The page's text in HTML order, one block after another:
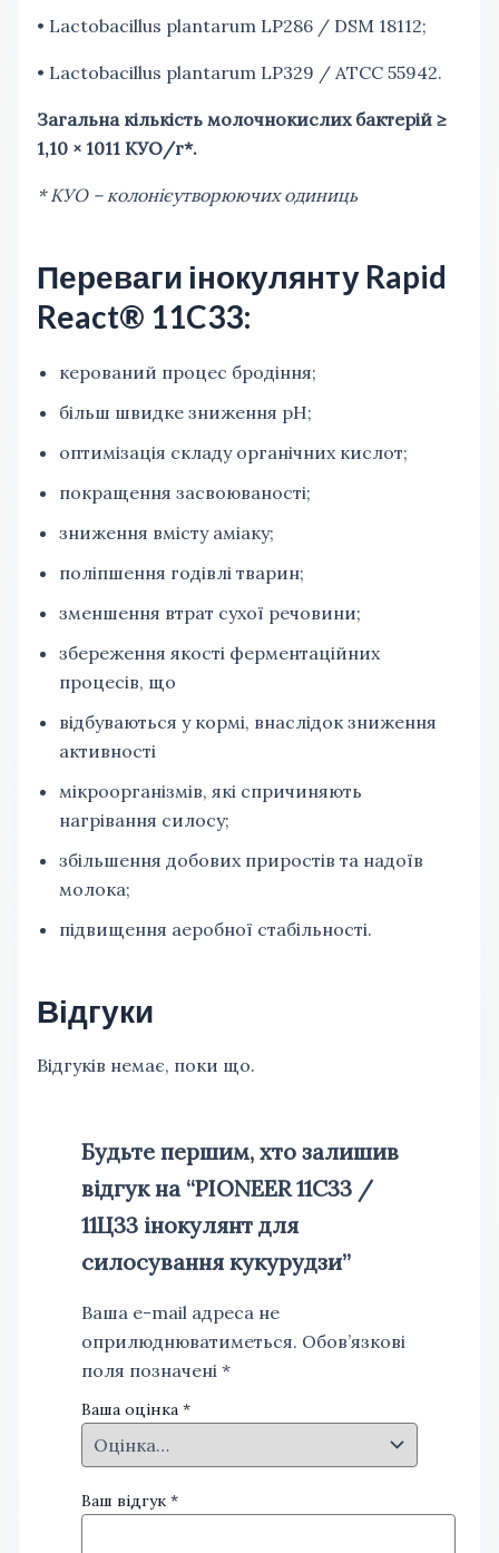
• Lactobacillus рlantarum LP286 / DSM 18112;
• Lactobacillus рlantarum LP329 / ATCC 55942.
Загальна кількість молочнокислих бактерій ≥
1,10 × 1011 КУО/г*.
* КУО – колонієутворюючих одиниць
Переваги інокулянту Rapid
React® 11C33:
керований процес бродіння;
більш швидке зниження рН;
оптимізація складу органічних кислот;
покращення засвоюваності;
зниження вмісту аміаку;
поліпшення годівлі тварин;
зменшення втрат сухої речовини;
збереження якості ферментаційних
процесів, що
відбуваються у кормі, внаслідок зниження
активності
мікроорганізмів, які спричиняють
нагрівання силосу;
збільшення добових приростів та надоїв
молока;
підвищення аеробної стабільності.
Відгуки
Відгуків немає, поки що.
Будьте першим, хто залишив
відгук на “PIONEER 11C33 /
11Ц33 інокулянт для
силосування кукурудзи”
Ваша e-mail адреса не
оприлюднюватиметься. Обов’язкові
поля позначені *
Ваша оцінка *
Ваш відгук *